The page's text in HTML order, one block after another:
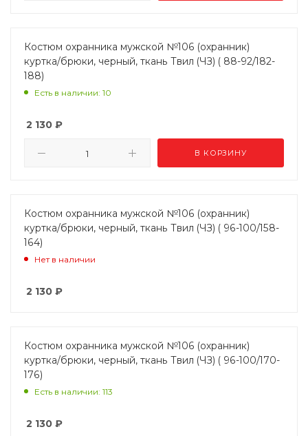
Костюм охранника мужской №106 (охранник)
куртка/брюки, черный, ткань Твил (ЧЗ) ( 88-92/182-
188)
Есть в наличии: 10
2 130 ₽
В КОРЗИНУ
Костюм охранника мужской №106 (охранник)
куртка/брюки, черный, ткань Твил (ЧЗ) ( 96-100/158-
164)
Нет в наличии
2 130 ₽
Костюм охранника мужской №106 (охранник)
куртка/брюки, черный, ткань Твил (ЧЗ) ( 96-100/170-
176)
Есть в наличии: 113
2 130 ₽